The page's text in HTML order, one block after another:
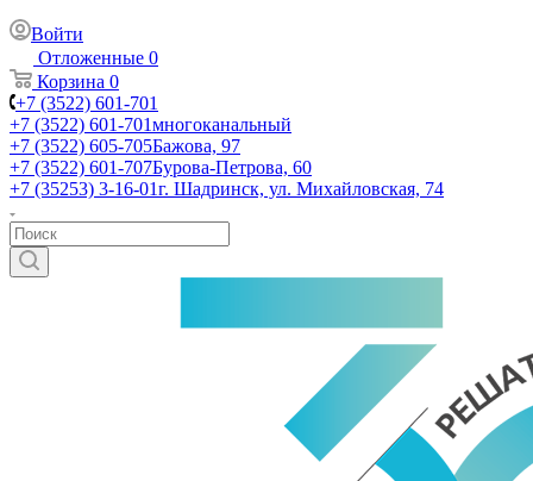
Войти
Отложенные 0
Корзина 0
+7 (3522) 601-701
+7 (3522) 601-701многоканальный
+7 (3522) 605-705Бажова, 97
+7 (3522) 601-707Бурова-Петрова, 60
+7 (35253) 3-16-01г. Шадринск, ул. Михайловская, 74